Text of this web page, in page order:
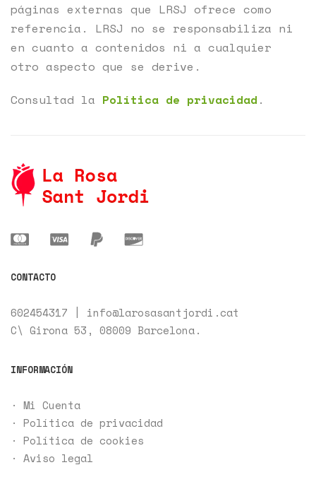
páginas externas que LRSJ ofrece como
referencia. LRSJ no se responsabiliza ni
en cuanto a contenidos ni a cualquier
otro aspecto que se derive.
Consultad la Política de privacidad .
CONTACTO
602454317
info@larosasantjordi.cat
C\ Girona 53, 08009 Barcelona.
INFORMACIÓN
· Mi Cuenta
· Política de privacidad
· Política de cookies
· Aviso legal